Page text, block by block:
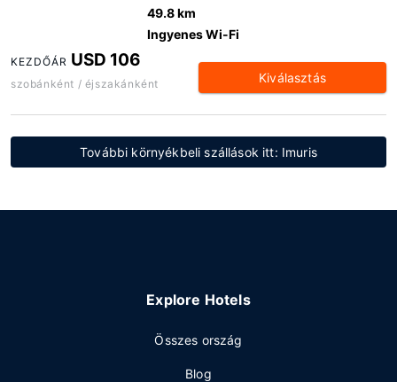
49.8 km
Ingyenes Wi-Fi
KEZDŐÁR USD 106
szobánként / éjszakánként Kiválasztás
További környékbeli szállások itt: Imuris
Explore Hotels
Összes ország
Blog